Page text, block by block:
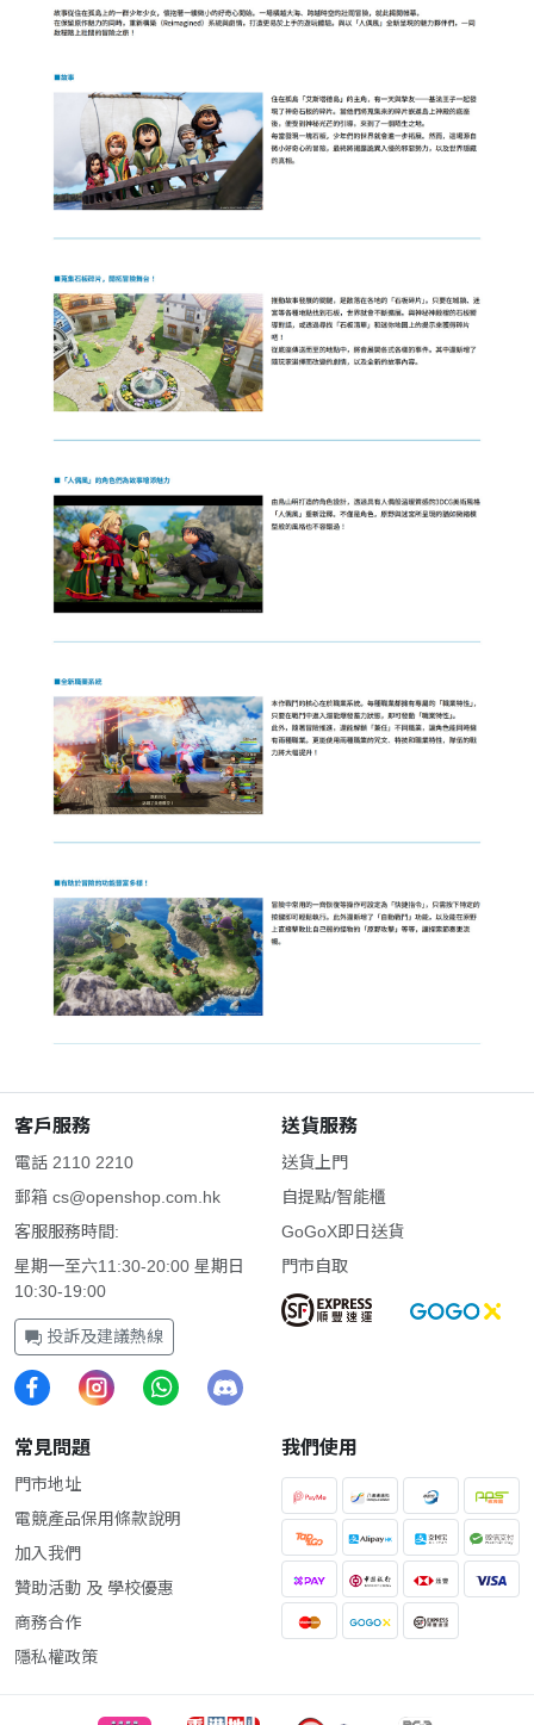
客戶服務
電話 2110 2210
郵箱 cs@openshop.com.hk
客服服務時間:
星期一至六11:30-20:00 星期日
10:30-19:00
投訴及建議熱線
送貨服務
送貨上門
自提點/智能櫃
GoGoX即日送貨
門市自取
常見問題
門市地址
電競產品保用條款說明
加入我們
贊助活動 及 學校優惠
商務合作
隱私權政策
我們使用